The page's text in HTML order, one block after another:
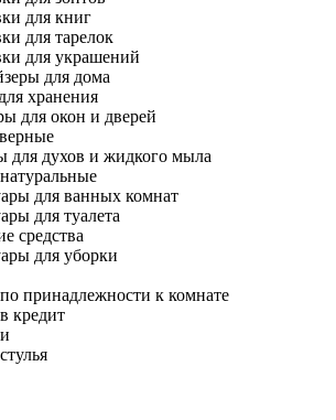
для книг
для тарелок
для украшений
для дома
хранения
для окон и дверей
для духов и жидкого мыла
для ванных комнат
для туалета
средства
для уборки
принадлежности к комнате
кредит